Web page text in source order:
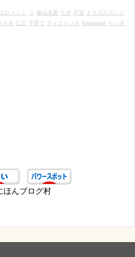
エレメント シ 泰山夫君 七夕 子宝
トリプルコンジ
スタ 公正 子育て ティクトック Instagram たいざ
ほんブログ村